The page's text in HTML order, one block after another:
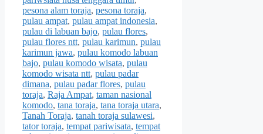
pesona alam toraja, pesona toraja,
pulau ampat, pulau ampat indonesia,
pulau di labuan bajo, pulau flores,
pulau flores ntt, pulau karimun, pulau
karimun jawa, pulau komodo labuan
bajo, pulau komodo wisata, pulau
komodo wisata ntt, pulau padar
dimana, pulau padar flores, pulau
toraja, Raja Ampat, taman nasional
komodo, tana toraja, tana toraja utara,
Tanah Toraja, tanah toraja sulawesi,
tator toraja, tempat pariwisata, tempat